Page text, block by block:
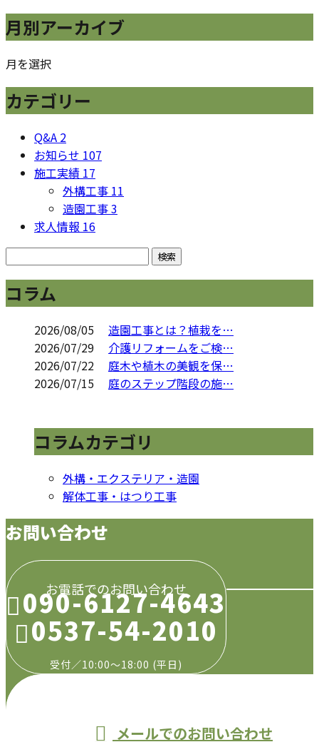
月別アーカイブ
月を選択
カテゴリー
Q&A 2
お知らせ 107
施工実績 17
外構工事 11
造園工事3
求人情報 16
コラム
2026/08/05
造園工事とは？植栽を…
2026/07/29
介護リフォームをご検…
2026/07/22
庭木や植木の美観を保…
2026/07/15
庭のステップ階段の施…
コラムカテゴリ
外構・エクステリア・造園
解体工事・はつり工事
お問い合わせ
お電話でのお問い合わせ
090-6127-4643
0537-54-2010
受付／10:00～18:00 (平日)
メールでのお問い合わせ